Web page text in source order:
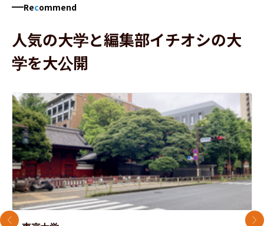
Recommend
人気の大学と編集部イチオシの大
学を大公開
前のスライド 次